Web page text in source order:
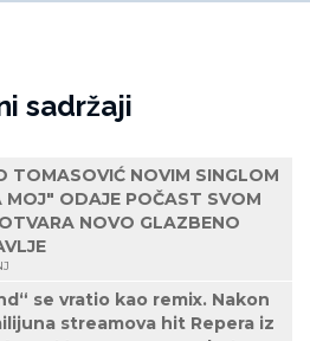
sadržaji
TOMASOVIĆ NOVIM SINGLOM
ODAJE POČAST SVOM
NOVO GLAZBENO
se vratio kao remix. Nakon
streamova hit Repera iz